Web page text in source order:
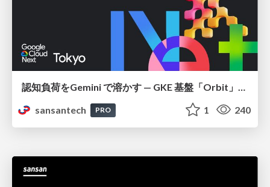
sansantech
PRO 1 240